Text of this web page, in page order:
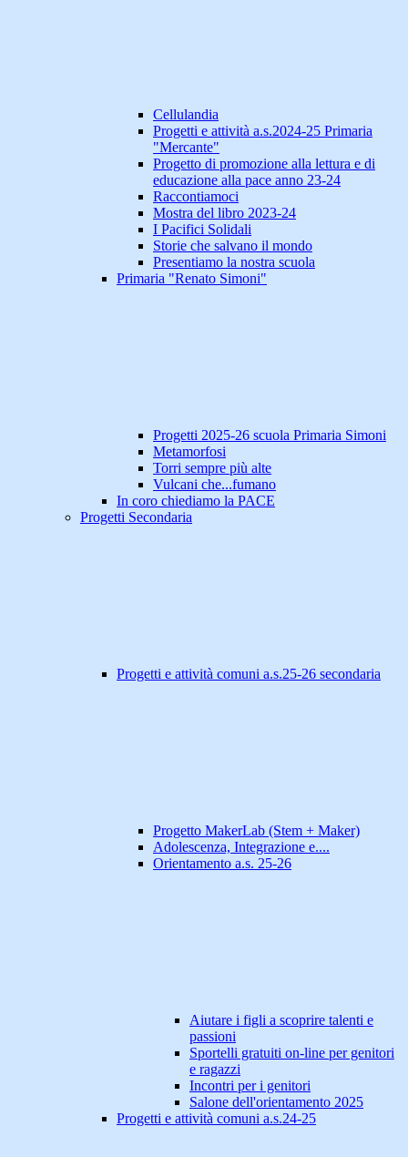
Cellulandia
Progetti e attività a.s.2024-25 Primaria
"Mercante"
Progetto di promozione alla lettura e di
educazione alla pace anno 23-24
Raccontiamoci
Mostra del libro 2023-24
I Pacifici Solidali
Storie che salvano il mondo
Presentiamo la nostra scuola
Primaria "Renato Simoni"
Progetti 2025-26 scuola Primaria Simoni
Metamorfosi
Torri sempre più alte
Vulcani che...fumano
In coro chiediamo la PACE
Progetti Secondaria
Progetti e attività comuni a.s.25-26 secondaria
Progetto MakerLab (Stem + Maker)
Adolescenza, Integrazione e....
Orientamento a.s. 25-26
Aiutare i figli a scoprire talenti e
passioni
Sportelli gratuiti on-line per genitori
e ragazzi
Incontri per i genitori
Salone dell'orientamento 2025
Progetti e attività comuni a.s.24-25